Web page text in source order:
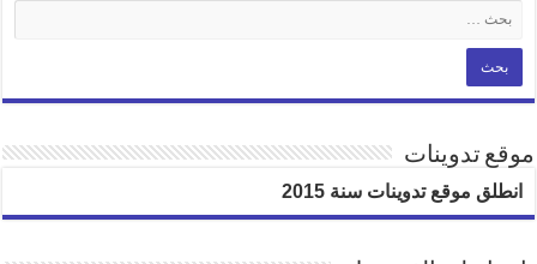
موقع تدوينات
انطلق موقع تدوينات سنة 2015